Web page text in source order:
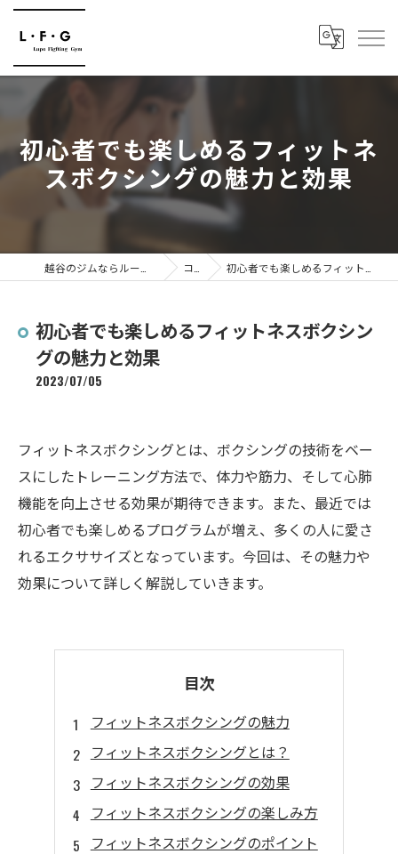
初心者でも楽しめるフィットネ
スボクシングの魅力と効果
コラム 初心者でも楽しめるフィットネスボクシングの魅力と効果
初心者でも楽しめるフィットネスボクシン
グの魅力と効果
2023/07/05
フィットネスボクシングとは、ボクシングの技術をベー
スにしたトレーニング方法で、体力や筋力、そして心肺
機能を向上させる効果が期待できます。また、最近では
初心者でも楽しめるプログラムが増え、多くの人に愛さ
れるエクササイズとなっています。今回は、その魅力や
効果について詳しく解説していきます。
目次
フィットネスボクシングの魅力
フィットネスボクシングとは？
フィットネスボクシングの効果
フィットネスボクシングの楽しみ方
フィットネスボクシングのポイント